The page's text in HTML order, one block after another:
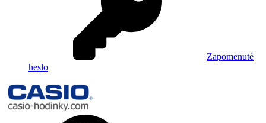
Zapomenuté
heslo